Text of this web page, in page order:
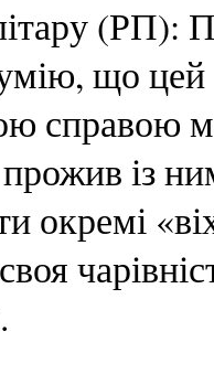
(РП):
що цей
справою
із
окремі